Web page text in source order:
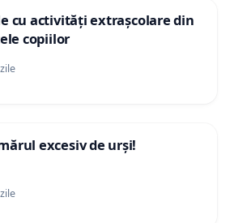
cu activități extrașcolare din
copiilor
excesiv de urși!